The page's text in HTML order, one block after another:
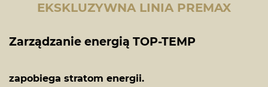
EKSKLUZYWNA LINIA PREMAX
Zarządzanie energią TOP-TEMP
zapobiega stratom energii.